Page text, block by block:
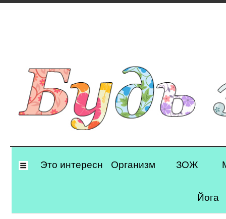
Navigation
Это интересно Организм ЗОЖ
Йога